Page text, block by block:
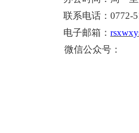
联系电话： 0772-
电子邮箱：
微信公众号：